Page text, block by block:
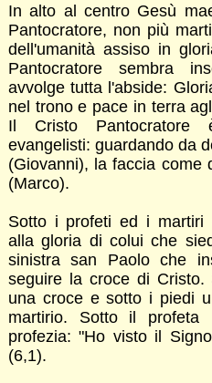
In alto al centro Gesù
Pantocratore, non più
dell'umanità assiso in
Pantocratore sembra
avvolge tutta l'abside:
nel trono e pace in terra
Il Cristo Pantocratore
evangelisti: guardando da
(Giovanni), la faccia come
(Marco).
Sotto i profeti ed i martiri
alla gloria di colui che
sinistra san Paolo che
seguire la croce di
una croce e sotto i piedi
martirio. Sotto il
profezia: "Ho visto il
(6,1).